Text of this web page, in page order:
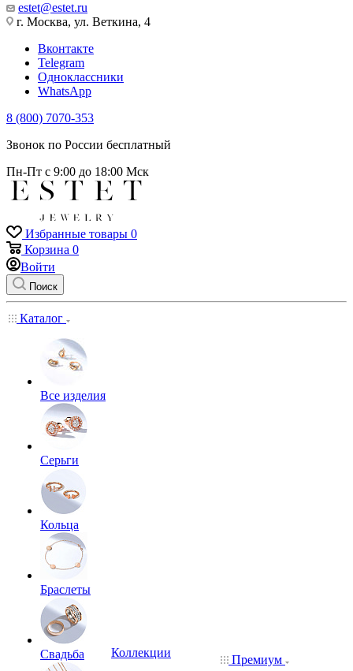
estet@estet.ru
г. Москва, ул. Веткина, 4
Вконтакте
Telegram
Одноклассники
WhatsApp
8 (800) 7070-353
Звонок по России бесплатный
Пн-Пт с 9:00 до 18:00 Мск
Избранные товары 0
Корзина 0
Войти
Поиск
Каталог
Все изделия
Серьги
Кольца
Браслеты
Свадьба
Коллекции
Премиум